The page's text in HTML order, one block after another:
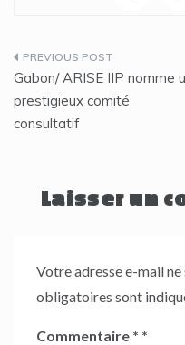
Navigation
de
l’article
Gabon/ ARISE IIP nomme
prestigieux comité
consultatif
Laisser un
Votre adresse e-mail ne
obligatoires sont
Commentaire *